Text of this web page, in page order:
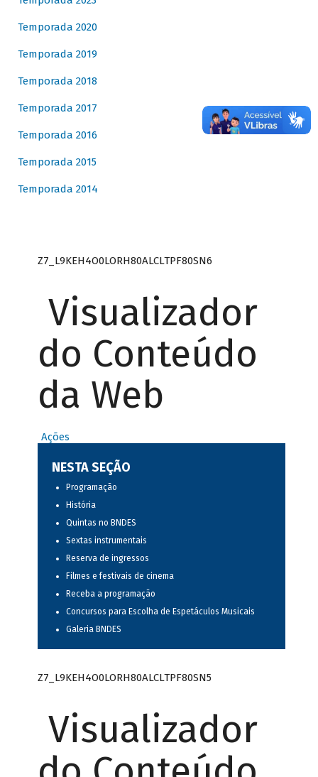
Temporada 2020
Temporada 2019
Temporada 2018
Temporada 2017
Temporada 2016
Temporada 2015
Temporada 2014
Z7_L9KEH4O0LORH80ALCLTPF80SN6
Visualizador
do Conteúdo
da Web
Ações
NESTA SEÇÃO
Programação
História
Quintas no BNDES
Sextas instrumentais
Reserva de ingressos
Filmes e festivais de cinema
Receba a programação
Concursos para Escolha de Espetáculos Musicais
Galeria BNDES
Z7_L9KEH4O0LORH80ALCLTPF80SN5
Visualizador